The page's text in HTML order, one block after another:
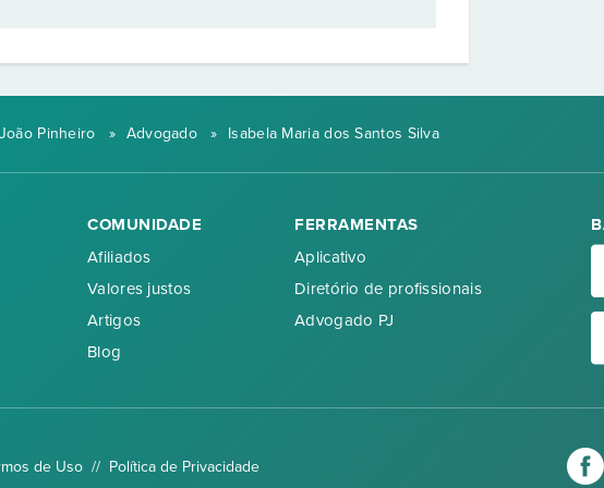
João Pinheiro » Advogado » Isabela Maria dos Santos Silva
COMUNIDADE
Afiliados
Valores justos
Artigos
Blog
FERRAMENTAS
Aplicativo
Diretório de profissionais
Advogado PJ
de Uso// Política de Privacidade